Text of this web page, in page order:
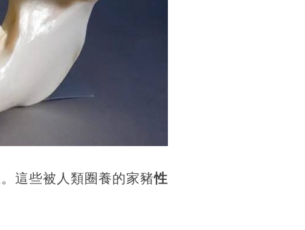
。這些被人類圈養的家豬性